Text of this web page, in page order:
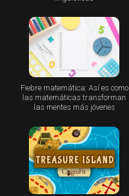
Fiebre matemática: Así es como
las matemáticas transforman
las mentes más jóvenes